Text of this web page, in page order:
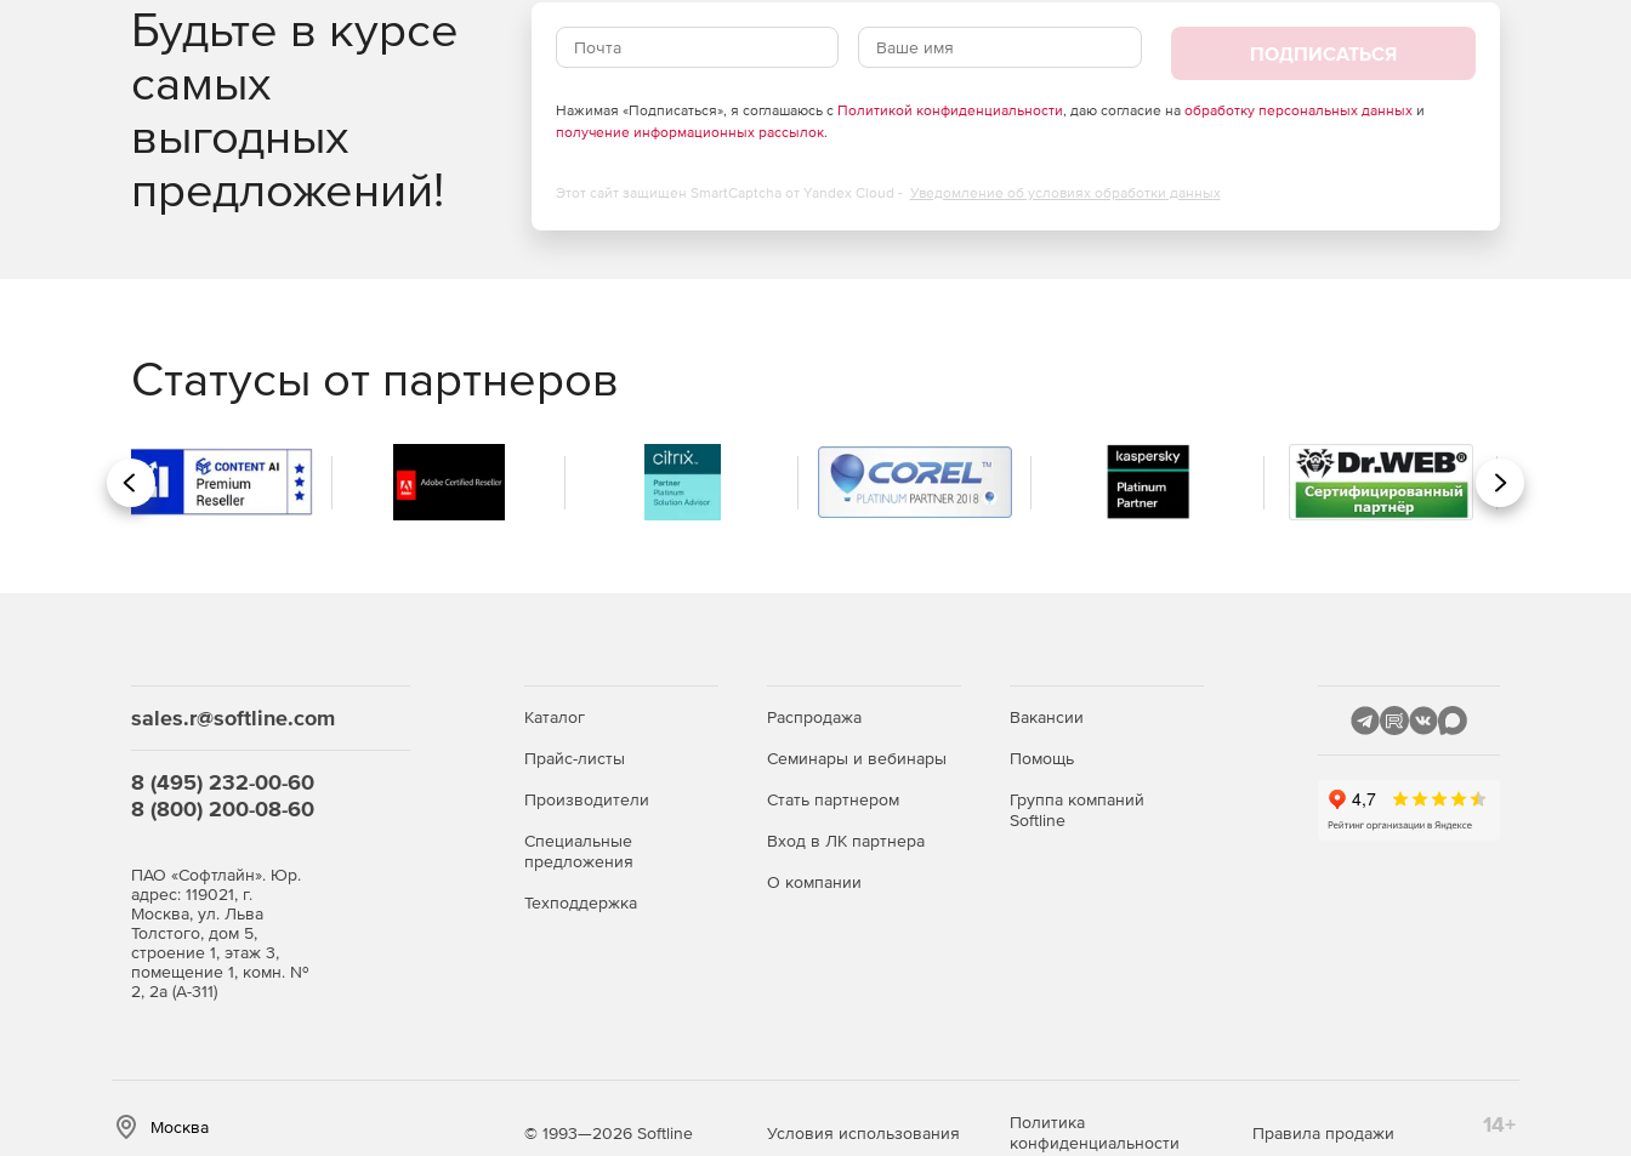
Будьте в курсе
самых
выгодных
предложений!
ПОДПИСАТЬСЯ
Нажимая «Подписаться», я соглашаюсь с Политикой конфиденциальности, даю согласие на обработку персональных данныхи
получение информационных рассылок.
Этот сайт защищен SmartCaptcha от Yandex Cloud - Уведомление об условиях обработки данных
Статусы от партнеров
Назад Вперед
sales.r@softline.com
8 (495) 232-00-60
8 (800) 200-08-60
ПАО «Софтлайн». Юр.
адрес: 119021, г.
Москва, ул. Льва
Толстого, дом 5,
строение 1, этаж 3,
помещение 1, комн. №
2, 2а (А-311)
Каталог
Прайс-листы
Производители
Специальные
предложения
Техподдержка
Распродажа
Семинары и вебинары
Стать партнером
Вход в ЛК партнера
О компании
Вакансии
Помощь
Группа компаний
Softline
Москва © 1993—2026 Softline Условия использования
Политика
конфиденциальности
Правила продажи 14+